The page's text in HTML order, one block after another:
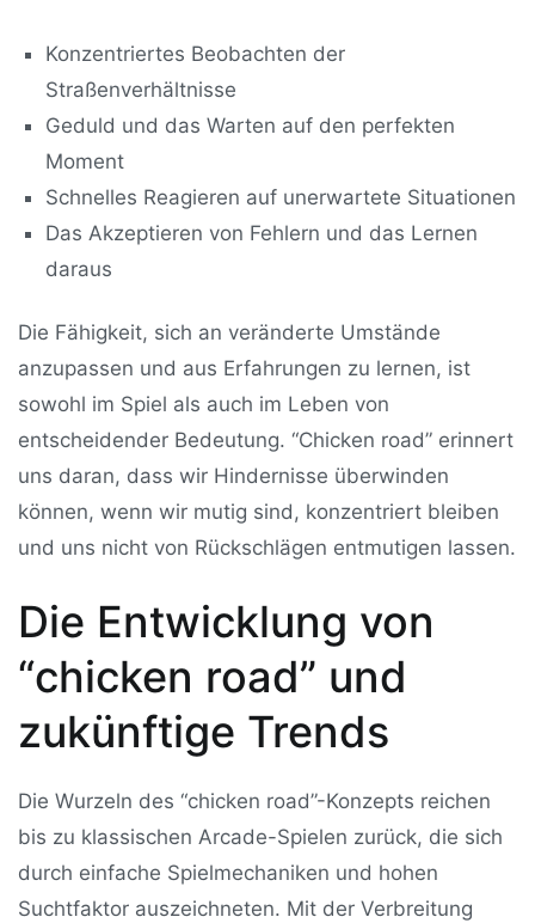
Konzentriertes Beobachten der
Straßenverhältnisse
Geduld und das Warten auf den perfekten
Moment
Schnelles Reagieren auf unerwartete Situationen
Das Akzeptieren von Fehlern und das Lernen
daraus
Die Fähigkeit, sich an veränderte Umstände
anzupassen und aus Erfahrungen zu lernen, ist
sowohl im Spiel als auch im Leben von
entscheidender Bedeutung. “Chicken road” erinnert
uns daran, dass wir Hindernisse überwinden
können, wenn wir mutig sind, konzentriert bleiben
und uns nicht von Rückschlägen entmutigen lassen.
Die Entwicklung von
“chicken road” und
zukünftige Trends
Die Wurzeln des “chicken road”-Konzepts reichen
bis zu klassischen Arcade-Spielen zurück, die sich
durch einfache Spielmechaniken und hohen
Suchtfaktor auszeichneten. Mit der Verbreitung